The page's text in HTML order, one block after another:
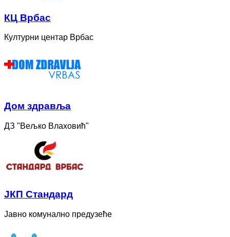
КЦ Врбас
Културни центар Врбас
Дом здравља
ДЗ "Вељко Влаховић"
ЈКП Стандард
Јавно комунално предузеће